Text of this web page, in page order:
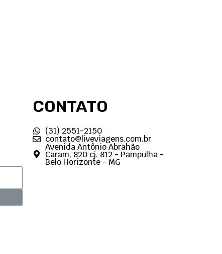
CONTATO
(31) 2551-2150
contato@liveviagens.com.br
Avenida Antônio Abrahão
Caram, 820 cj. 812 - Pampulha -
Belo Horizonte - MG